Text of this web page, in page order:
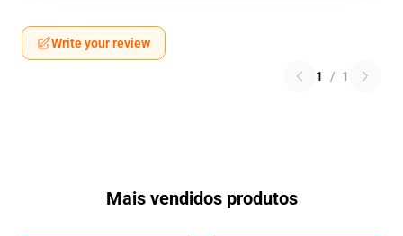
Write your review
1 / 1
Mais vendidos produtos